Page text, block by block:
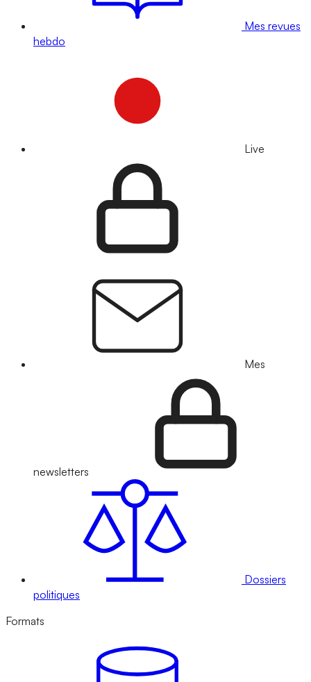
Mes revues
hebdo
Live
Mes
newsletters
Dossiers
politiques
Formats